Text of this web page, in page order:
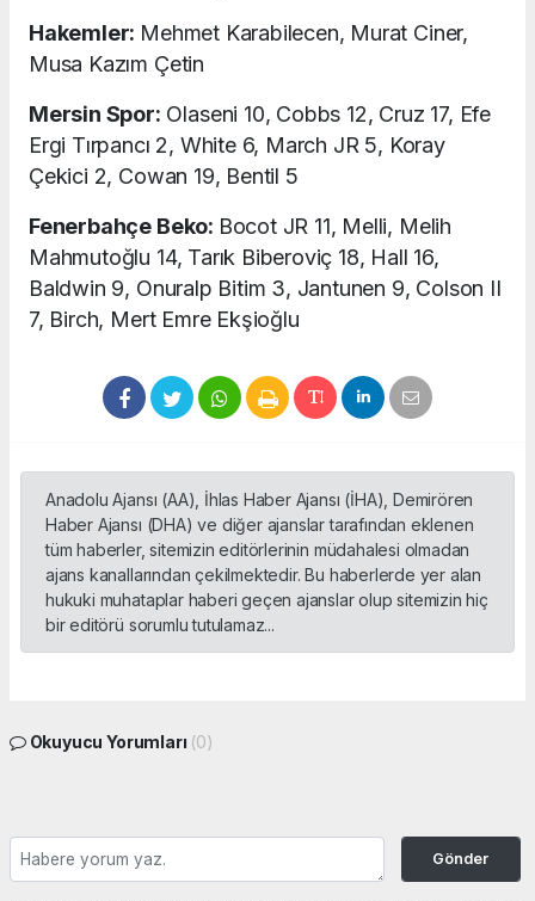
Hakemler: Mehmet Karabilecen, Murat Ciner,
Musa Kazım Çetin
Mersin Spor: OIaseni 10, Cobbs 12, Cruz 17, Efe
Ergi Tırpancı 2, White 6, March JR 5, Koray
Çekici 2, Cowan 19, Bentil 5
Fenerbahçe Beko: Bocot JR 11, Melli, Melih
Mahmutoğlu 14, Tarık Biberoviç 18, Hall 16,
Baldwin 9, Onuralp Bitim 3, Jantunen 9, Colson II
7, Birch, Mert Emre Ekşioğlu
Anadolu Ajansı (AA), İhlas Haber Ajansı (İHA), Demirören
Haber Ajansı (DHA) ve diğer ajanslar tarafından eklenen
tüm haberler, sitemizin editörlerinin müdahalesi olmadan
ajans kanallarından çekilmektedir. Bu haberlerde yer alan
hukuki muhataplar haberi geçen ajanslar olup sitemizin hiç
bir editörü sorumlu tutulamaz...
Okuyucu Yorumları (0)
Gönder